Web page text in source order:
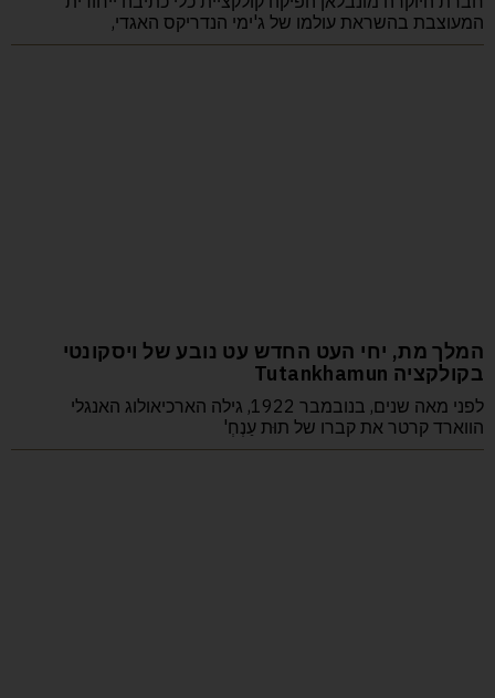
המעוצבת בהשראת עולמו של ג'ימי הנדריקס האגדי,
המלך מת, יחי העט החדש עט נובע של ויסקונטי
בקולקציה Tutankhamun
לפני מאה שנים, בנובמבר 1922, גילה הארכיאולוג האנגלי
הווארד קרטר את קברו של תוּת עַנְחְ'